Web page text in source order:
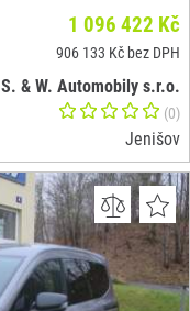
1 096 422 Kč
906 133 Kč bez DPH
S. & W. Automobily s.r.o.
(0)
Jenišov